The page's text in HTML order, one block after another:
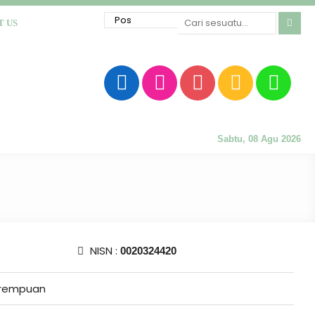
US
Sabtu, 08 Agu 2026
NISN : 0020324420